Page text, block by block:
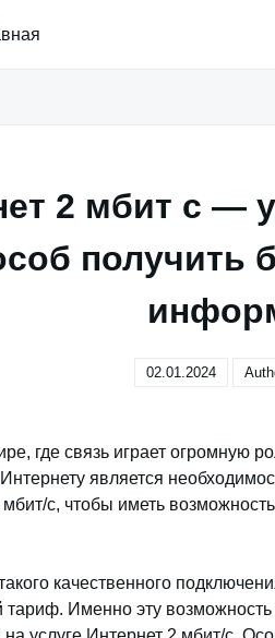
2 мбит с —
получить
02.01.2024
где связь играет огромную
является
мбит/с, чтобы иметь
качественного
тариф. Именно эту